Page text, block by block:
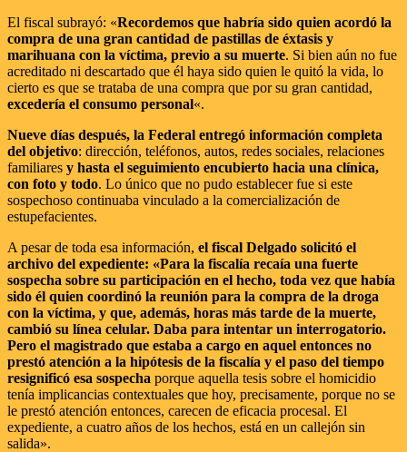
El fiscal subrayó: «Recordemos que habría sido quien acordó la
compra de una gran cantidad de pastillas de éxtasis y
marihuana con la víctima, previo a su muerte. Si bien aún no fue
acreditado ni descartado que él haya sido quien le quitó la vida, lo
cierto es que se trataba de una compra que por su gran cantidad,
excedería el consumo personal«.
Nueve días después, la Federal entregó información completa
del objetivo: dirección, teléfonos, autos, redes sociales, relaciones
familiares y hasta el seguimiento encubierto hacia una clínica,
con foto y todo. Lo único que no pudo establecer fue si este
sospechoso continuaba vinculado a la comercialización de
estupefacientes.
A pesar de toda esa información, el fiscal Delgado solicitó el
archivo del expediente: «Para la fiscalía recaía una fuerte
sospecha sobre su participación en el hecho, toda vez que había
sido él quien coordinó la reunión para la compra de la droga
con la víctima, y que, además, horas más tarde de la muerte,
cambió su línea celular. Daba para intentar un interrogatorio.
Pero el magistrado que estaba a cargo en aquel entonces no
prestó atención a la hipótesis de la fiscalía y el paso del tiempo
resignificó esa sospecha porque aquella tesis sobre el homicidio
tenía implicancias contextuales que hoy, precisamente, porque no se
le prestó atención entonces, carecen de eficacia procesal. El
expediente, a cuatro años de los hechos, está en un callejón sin
salida».